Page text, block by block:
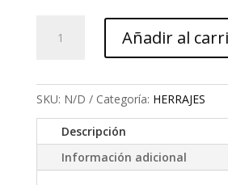
Envejecida
Añadir al
SKU: N/D Categoría: HERRAJES
Descripción
Información adicional